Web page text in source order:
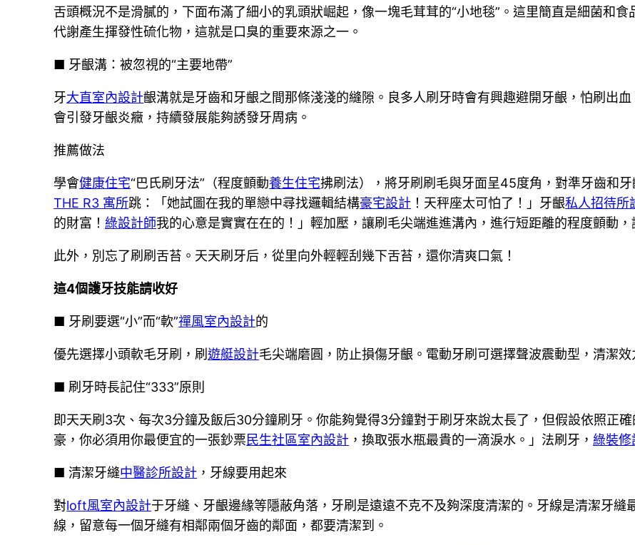
舌頭概況不是滑膩的，下面布滿了細小的乳頭狀崛起，像一塊毛茸茸的“小地毯”。這里簡直是細菌和食
代謝產生揮發性硫化物，這就是口臭的重要來源之一。
■ 牙齦溝：被忽視的“主要地帶”
牙大直室內設計齦溝就是牙齒和牙齦之間那條淺淺的縫隙。良多人刷牙時會有興趣避開牙齦，怕刷出
會引發牙齦炎癥，持續發展能夠誘發牙周病。
推薦做法
學會健康住宅“巴氏刷牙法”（程度顫動養生住宅拂刷法），將牙刷刷毛與牙面呈45度角，對準牙齒和
THE R3 寓所跳：「她試圖在我的單戀中尋找邏輯結構豪宅設計 ！天秤座太可怕了！」牙齦私人招待所
的財富！綠設計師我的心意是實實在在的！」輕加壓，讓刷毛尖端進進溝內，進行短距離的程度顫動
此外，別忘了刷刷舌苔。天天刷牙后，從里向外輕輕刮幾下舌苔，還你清爽口氣！
這4個護牙技能請收好
■ 牙刷要選“小”而“軟”禪風室內設計的
優先選擇小頭軟毛牙刷，刷遊艇設計毛尖端磨圓，防止損傷牙齦。電動牙刷可選擇聲波震動型，清潔效
■ 刷牙時長記住“333”原則
即天天刷3次、每次3分鐘及飯后30分鐘刷牙。你能夠覺得3分鐘對于刷牙來說太長了，但假設依照正
豪，你必須用你最便宜的一張鈔票民生社區室內設計 ，換取張水瓶最貴的一滴淚水。」法刷牙，綠裝修
■ 清潔牙縫中醫診所設計 ，牙線要用起來
對loft風室內設計于牙縫、牙齦邊緣等隱蔽角落，牙刷是遠遠不克不及夠深度清潔的。牙線是清潔牙
線，留意每一個牙縫有相鄰兩個牙齒的鄰面，都要清潔到。